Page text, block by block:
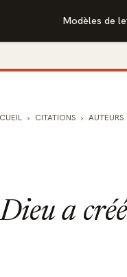
Modèles de
CITATIONS AUTEURS
Dieu a